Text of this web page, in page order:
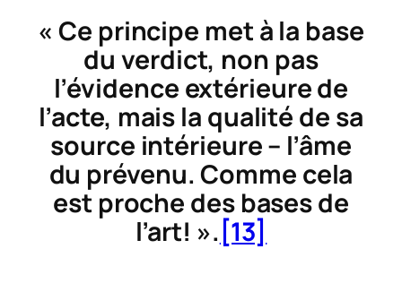
« Ce principe met à la base
du verdict, non pas
l’évidence extérieurede
l’acte, mais la qualité de sa
source intérieure– l’âme
du prévenu. Comme cela
est proche des bases de
l’art! ». [13]